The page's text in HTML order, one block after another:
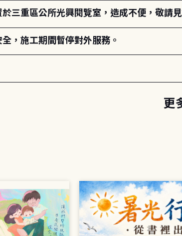
三重區公所光興閱覽室，造成不便，敬請見
，施工期間暫停對外服務。
更